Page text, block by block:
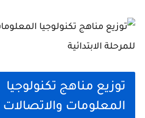
توزيع مناهج تكنولوجيا
المعلومات والاتصالات